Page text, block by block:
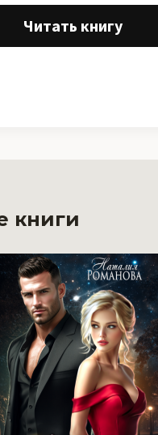
Читать книгу
книги